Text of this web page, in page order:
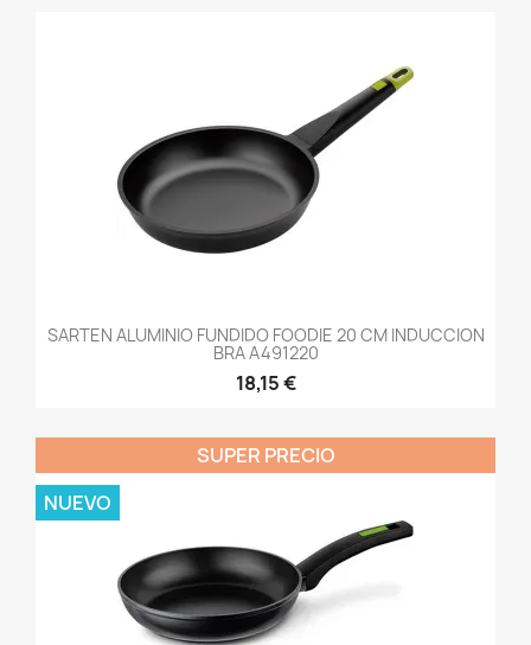
SARTEN ALUMINIO FUNDIDO FOODIE 20 CM INDUCCION
BRA A491220
18,15 €
SUPER PRECIO
NUEVO